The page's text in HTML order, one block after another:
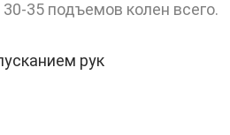
30-35 подъемов колен всего.